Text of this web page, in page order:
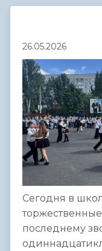
26.05.2026
Сегодня в
последнему